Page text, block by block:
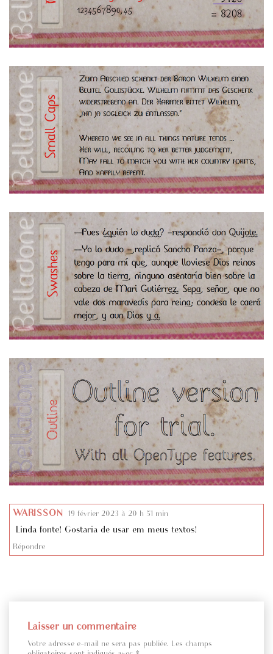
WARISSON 19 février 2023 à 20 h 51 min
Linda fonte! Gostaria de usar em meus textos!
Répondre
Laisser un commentaire
Votre adresse e-mail ne sera pas publiée. Les champs